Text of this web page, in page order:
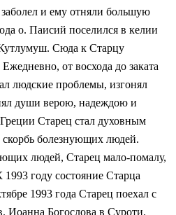
и ему отняли большую
о. Паисий поселился в келии
Сюда к Старцу
от восхода до заката
людские проблемы, изгонял
души верою, надеждою и
Старец стал духовным
болезнующих людей.
людей, Старец мало-помалу,
1993 году состояние Старца
1993 года Старец поехал с
Иоанна Богослова в Суроти.